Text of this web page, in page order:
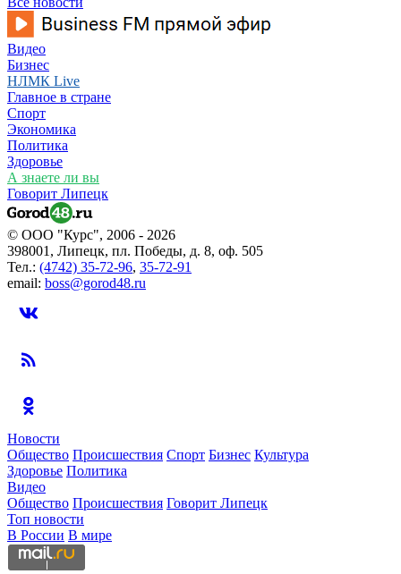
Видео
Бизнес
НЛМК Live
Главное в стране
Спорт
Экономика
Политика
Здоровье
А знаете ли вы
Говорит Липецк
© ООО "Курс", 2006 - 2026
398001, Липецк, пл. Победы, д. 8, оф. 505
Тел.: (4742) 35-72-96, 35-72-91
email: boss@gorod48.ru
Новости
Общество Происшествия Спорт Бизнес Культура
Здоровье Политика
Видео
Общество Происшествия Говорит Липецк
Топ новости
В России В мире